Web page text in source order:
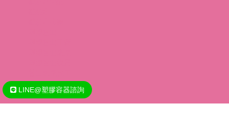
LINE@塑膠容器諮詢